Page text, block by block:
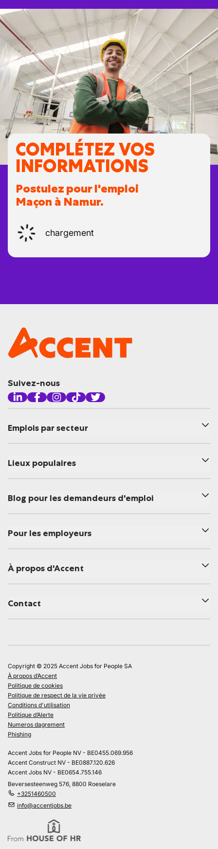
COMPLÉTEZ VOS
INFORMATIONS
Postulez pour l'emploi
Maçon à Namur.
chargement
Suivez-nous
Emplois par secteur
Lieux populaires
Blog pour les demandeurs d'emploi
Pour les employeurs
À propos d'Accent
Contact
Copyright © 2025 Accent Jobs for People SA
À propos d’Accent
Politique de cookies
Politique de respect de la vie privée
Conditions d'utilisation
Politique d’Alerte
Numeros dagrement
Phishing
Accent Jobs for People NV - BE0455.069.956
Accent Construct NV - BE0887.120.626
Accent Jobs NV - BE0654.755.146
Beversesteenweg 576, 8800 Roeselare
+3251460500
info@accentjobs.be